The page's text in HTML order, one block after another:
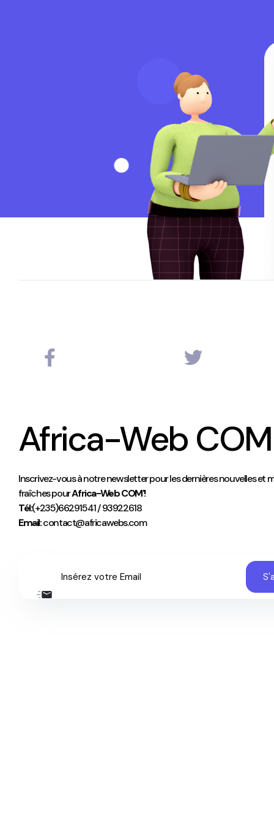
Africa-Web
Inscrivez-vous à notre newsletter pour les dernières nouvelles et
fraîches pourAfrica-Web COM'!
Tél:(+235)66291541 / 93922618
Email:contact@africawebs.com